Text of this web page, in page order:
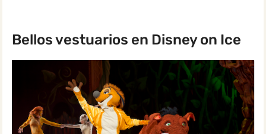
Bellos vestuarios en Disney on Ice